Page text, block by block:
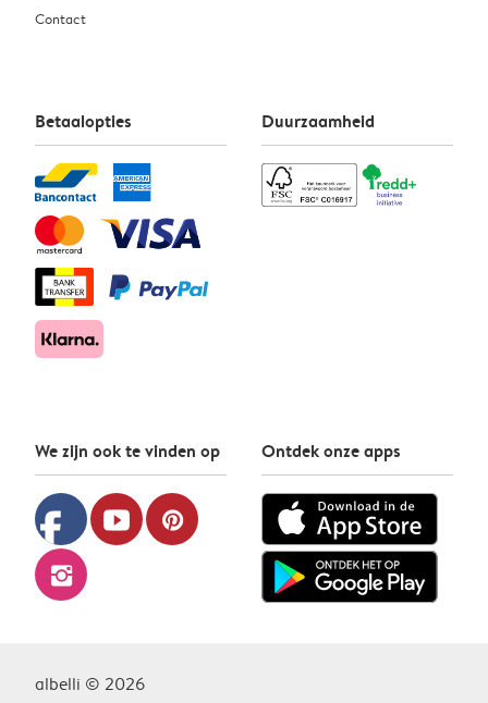
Contact
Betaalopties Duurzaamheid
We zijn ook te vinden op
facebook youtube pinterest
instagram
Ontdek onze apps
albelli © 2026